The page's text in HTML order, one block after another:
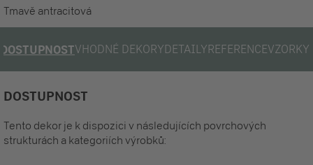
Tmavě antracitová
DOSTUPNOSTVHODNÉ DEKORYDETAILYREFERENCEVZORKY
DOSTUPNOST
Tento dekor je k dispozici v následujících povrchových
strukturách a kategoriích výrobků: